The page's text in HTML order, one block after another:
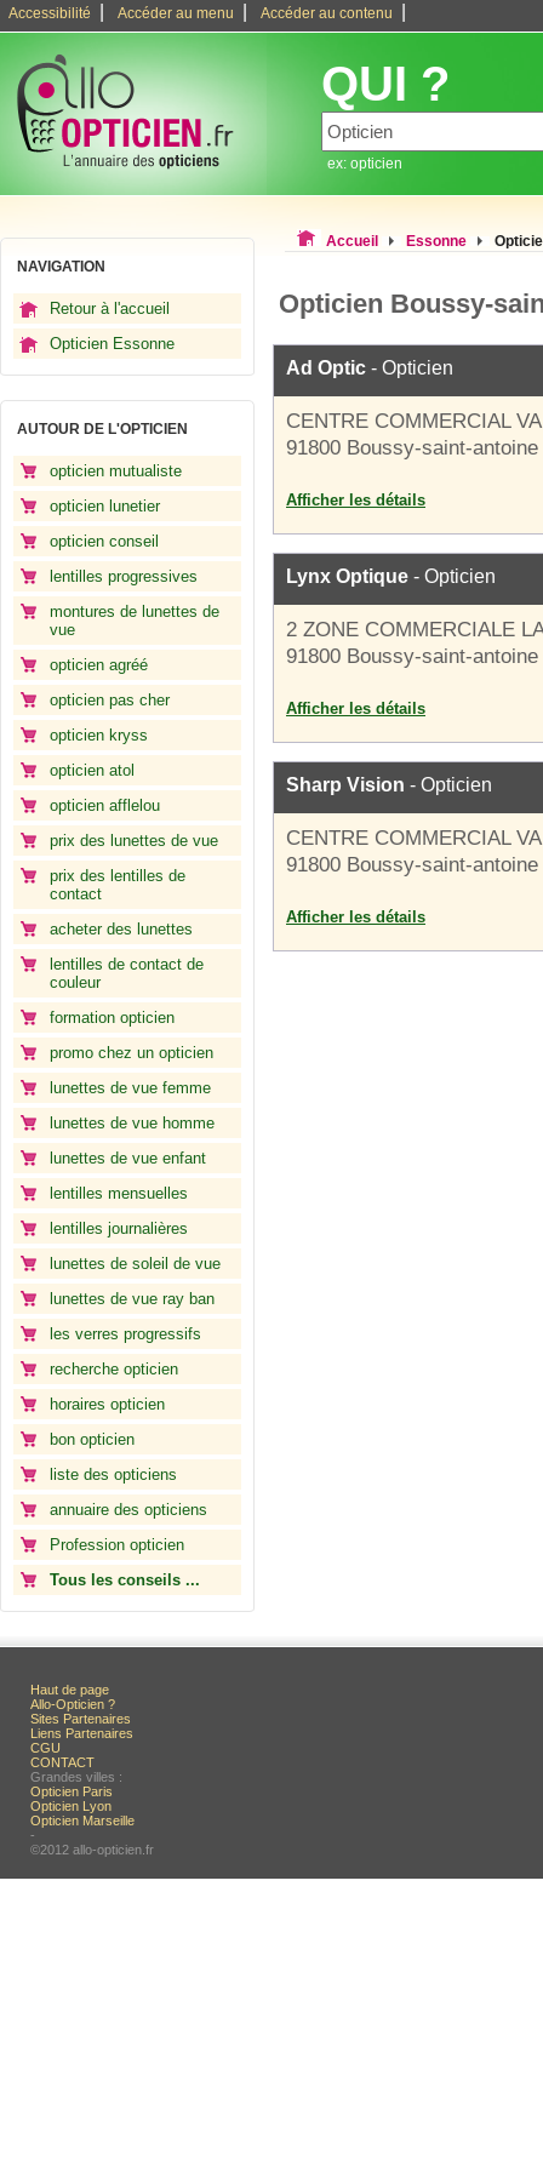
Accessibilité Accéder au menu Accéder au contenu
QUI ?
ex: opticien
NAVIGATION
Retour à l'accueil
Opticien Essonne
AUTOUR DE L'OPTICIEN
opticien mutualiste
opticien lunetier
opticien conseil
lentilles progressives
montures de lunettes de
vue
opticien agréé
opticien pas cher
opticien kryss
opticien atol
opticien afflelou
prix des lunettes de vue
prix des lentilles de
contact
acheter des lunettes
lentilles de contact de
couleur
formation opticien
promo chez un opticien
lunettes de vue femme
lunettes de vue homme
lunettes de vue enfant
lentilles mensuelles
lentilles journalières
lunettes de soleil de vue
lunettes de vue ray ban
les verres progressifs
recherche opticien
horaires opticien
bon opticien
liste des opticiens
annuaire des opticiens
Profession opticien
Tous les conseils ...
Accueil Essonne
Opticien Boussy-
Ad Optic - Opticien
CENTRE COMMERCIAL
91800 Boussy-saint-antoine
Afficher les détails
Lynx Optique - Opticien
2 ZONE COMMERCIALE
91800 Boussy-saint-antoine
Afficher les détails
Sharp Vision - Opticien
CENTRE COMMERCIAL
91800 Boussy-saint-antoine
Afficher les détails
Haut de page
Allo-Opticien ?
Sites Partenaires
Liens Partenaires
CGU
CONTACT
Grandes villes :
Opticien Paris
Opticien Lyon
Opticien Marseille
-
©2012 allo-opticien.fr